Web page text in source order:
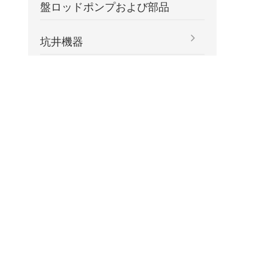
盤ロッドポンプおよび部品
坑井機器